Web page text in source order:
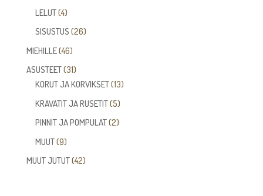
LELUT 44
tuotetta
SISUSTUS 2626
MIEHILLE 4646
tuotetta
ASUSTEET 3131
tuotetta
KORUT JA KORVIKSET 1313
KRAVATIT JA RUSETIT 55
tuotetta
PINNIT JA POMPULAT 22
MUUT 99
tuotetta
MUUT JUTUT 4242